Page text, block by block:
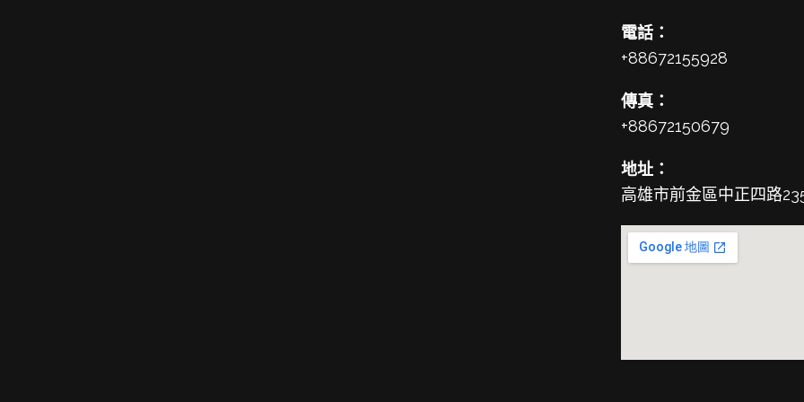
電話：
+88672155928
傳真：
+88672150679
地址：
高雄市前金區中正四路